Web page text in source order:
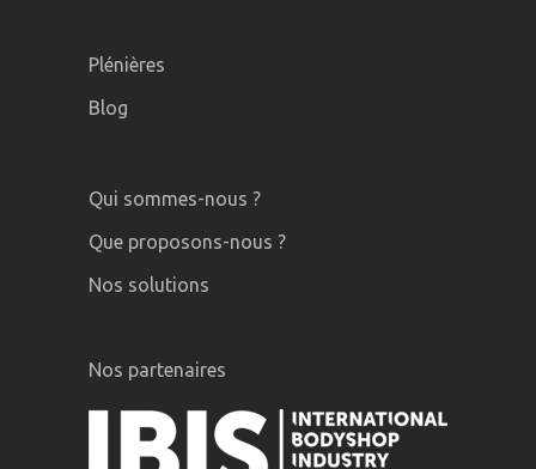
Plénières
Blog
Qui sommes-nous ?
Que proposons-nous ?
Nos solutions
Nos partenaires